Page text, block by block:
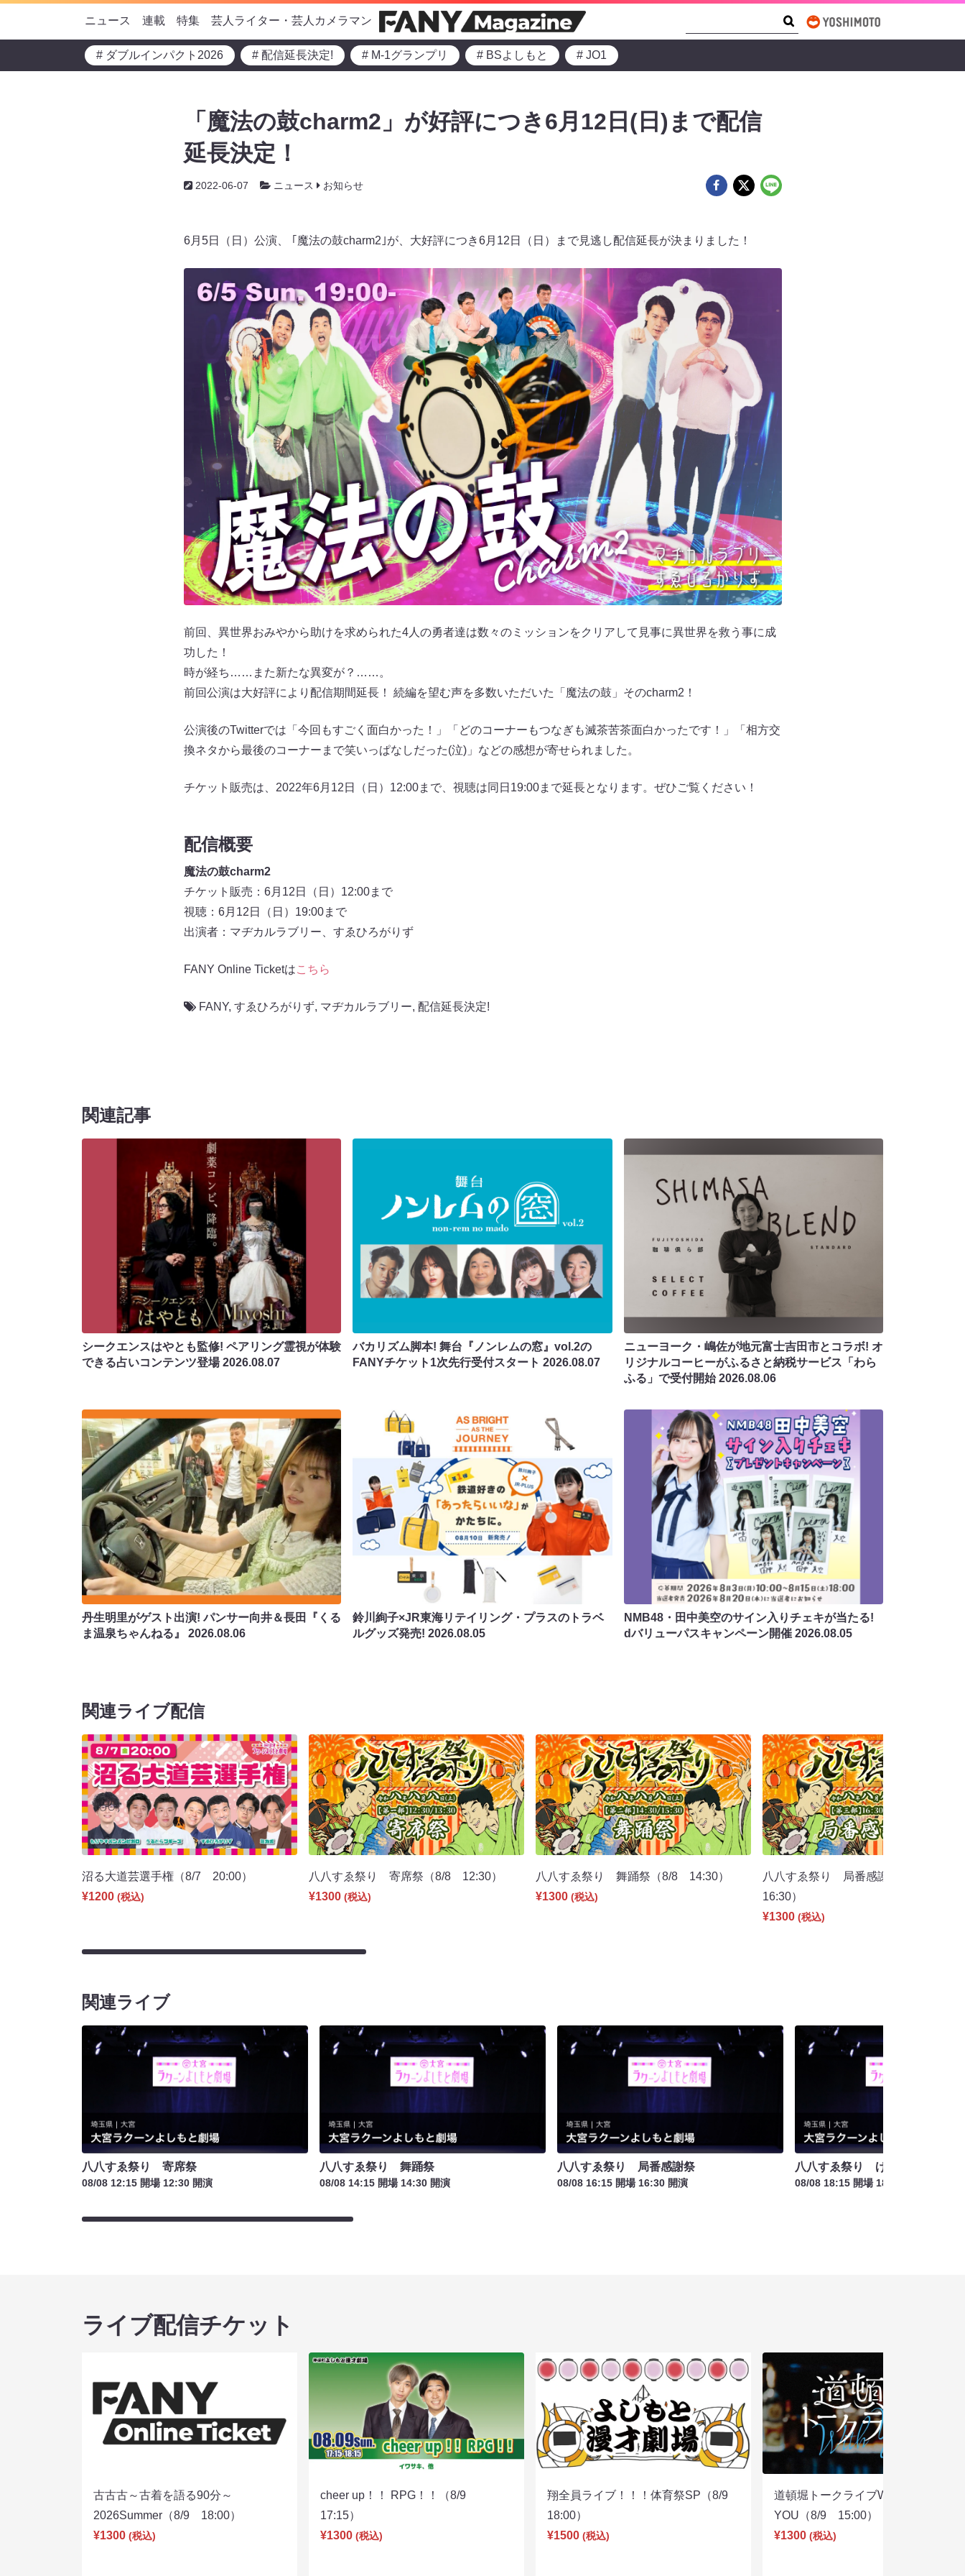
ニュース 連載 特集 芸人ライター・芸人カメラマン
# ダブルインパクト2026 # 配信延長決定! # M-1グランプリ # BSよしもと # JO1
「魔法の鼓charm2」が好評につき6月12日(日)まで配信
延長決定！
2022-06-07 ニュース お知らせ
6月5日（日）公演、 ｢魔法の鼓charm2｣が、大好評につき6月12日（日）まで見逃し配信延長が決まりました！
前回、異世界おみやから助けを求められた4人の勇者達は数々のミッションをクリアして見事に異世界を救う事に成
功した！
時が経ち……また新たな異変が？……。
前回公演は大好評により配信期間延長！ 続編を望む声を多数いただいた「魔法の鼓」そのcharm2！
公演後のTwitterでは「今回もすごく面白かった！」「どのコーナーもつなぎも滅茶苦茶面白かったです！」「相方交
換ネタから最後のコーナーまで笑いっぱなしだった(泣)」などの感想が寄せられました。
チケット販売は、2022年6月12日（日）12:00まで、視聴は同日19:00まで延長となります。ぜひご覧ください！
配信概要
魔法の鼓charm2
チケット販売：6月12日（日）12:00まで
視聴：6月12日（日）19:00まで
出演者：マヂカルラブリー、すゑひろがりず
FANY Online Ticketはこちら
FANY, すゑひろがりず, マヂカルラブリー, 配信延長決定!
関連記事
シークエンスはやとも監修! ペアリング霊視が体験
できる占いコンテンツ登場2026.08.07
バカリズム脚本! 舞台『ノンレムの窓』vol.2の
FANYチケット1次先行受付スタート2026.08.07
ニューヨーク・嶋佐が地元富士吉田市とコラボ! オ
リジナルコーヒーがふるさと納税サービス「わら
ふる」で受付開始2026.08.06
丹生明里がゲスト出演! パンサー向井＆長田『くる
ま温泉ちゃんねる』 2026.08.06
鈴川絢子×JR東海リテイリング・プラスのトラベ
ルグッズ発売!2026.08.05
NMB48・田中美空のサイン入りチェキが当たる!
dバリューパスキャンペーン開催 2026.08.05
関連ライブ配信
沼る大道芸選手権（8/7 20:00）
¥1200 (税込)
八八すゑ祭り 寄席祭（8/8 12:30）
¥1300 (税込)
八八すゑ祭り 舞踊祭（8/8 14:30）
¥1300 (税込)
八八すゑ祭り 局番感謝祭（8/8
16:30）
¥1300 (税込)
関連ライブ
八八すゑ祭り 寄席祭
08/08 12:15 開場 12:30 開演
八八すゑ祭り 舞踊祭
08/08 14:15 開場 14:30 開演
八八すゑ祭り 局番感謝祭
08/08 16:15 開場 16:30 開演
八八すゑ祭り げゑむ祭
08/08 18:15 開場 18:30 開演
ライブ配信チケット
古古古～古着を語る90分～
2026Summer（8/9 18:00）
¥1300 (税込)
cheer up！！ RPG！！（8/9
17:15）
¥1300 (税込)
翔全員ライブ！！！体育祭SP（8/9
18:00）
¥1500 (税込)
道頓堀トークライブWITH
YOU（8/9 15:00）
¥1300 (税込)